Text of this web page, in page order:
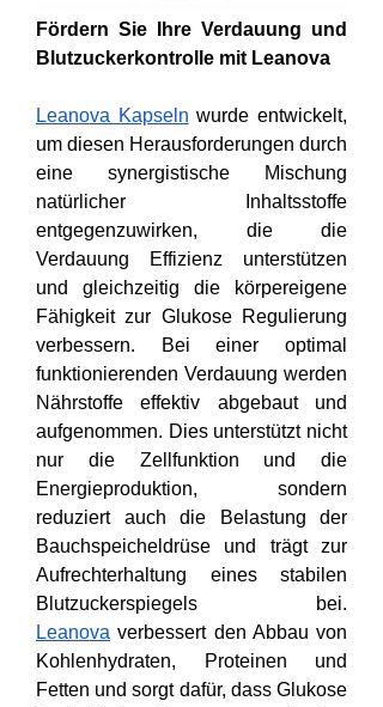
Fördern Sie Ihre Verdauung und
Blutzuckerkontrolle mit Leanova
Leanova Kapseln wurde entwickelt,
um diesen Herausforderungen durch
eine synergistische Mischung
natürlicher Inhaltsstoffe
entgegenzuwirken, die die
Verdauung Effizienz unterstützen
und gleichzeitig die körpereigene
Fähigkeit zur Glukose Regulierung
verbessern. Bei einer optimal
funktionierenden Verdauung werden
Nährstoffe effektiv abgebaut und
aufgenommen. Dies unterstützt nicht
nur die Zellfunktion und die
Energieproduktion, sondern
reduziert auch die Belastung der
Bauchspeicheldrüse und trägt zur
Aufrechterhaltung eines stabilen
Leanova verbessert den Abbau von
Kohlenhydraten, Proteinen und
Fetten und sorgt dafür, dass Glukose